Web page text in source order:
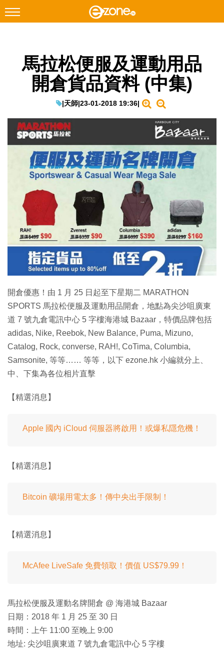
Facebook Instagram
科技焦點
遊戲動漫
教學評測
EduTech
IT Times
生成式AI與雲端應用
Enterprise Digital Transformation
特集
馬拉松便服及運動用品
開倉貨品資料 (中集)
|天師|23-01-2018 19:36|
開倉優惠！由 1 月 25 日起至下星期二 MARATHON
SPORTS 馬拉松便服及運動用品開倉，地點為尖沙咀廣東
道 7 號九倉電訊中心 5 字樓海港城 Bazaar，特價品牌包括
adidas, Nike, Reebok, New Balance, Puma, Mizuno,
Catalog, Rock, converse, RAH!, CoTima, Columbia,
Samsonite, 等等…… 等等，以下 ezone.hk 小編就分上、
中、下集為各位相片直擊
【精選消息】
Apple 國內 iCloud 伺服器將啟用！或爆私隱危機！
【精選消息】
Bitcoin 礦場用電太多！傳中央出手限制！
【精選消息】
McAfee LiveSafe 免費領取！價值 US$79.99！
馬拉松便服及運動名牌開倉 @ 海港城 Bazaar
日期：2018 年 1 月 25 至 30 日
時間：上午 11:00 至晚上 9:00
地址: 尖沙咀廣東道 7 號九倉電訊中心 5 字樓